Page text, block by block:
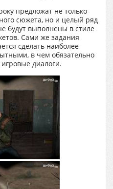
предложат не только
сюжета, но и целый ряд
будут выполнены в стиле
Сами же задания
сделать наиболее
в чем обязательно
диалоги.